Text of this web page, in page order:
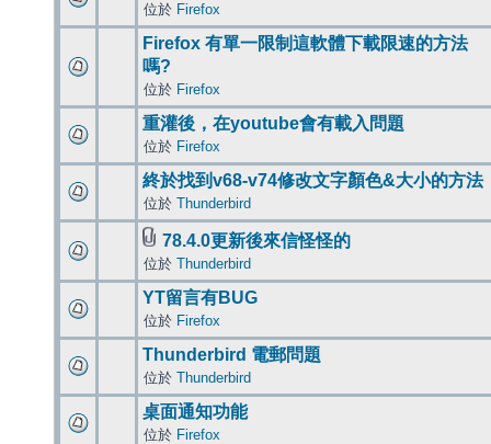
位於 Firefox
Firefox 有單一限制這軟體下載限速的方法
嗎?
位於 Firefox
重灌後，在youtube會有載入問題
位於 Firefox
終於找到v68-v74修改文字顏色&大小的方法
位於 Thunderbird
78.4.0更新後來信怪怪的
位於 Thunderbird
YT留言有BUG
位於 Firefox
Thunderbird 電郵問題
位於 Thunderbird
桌面通知功能
位於 Firefox